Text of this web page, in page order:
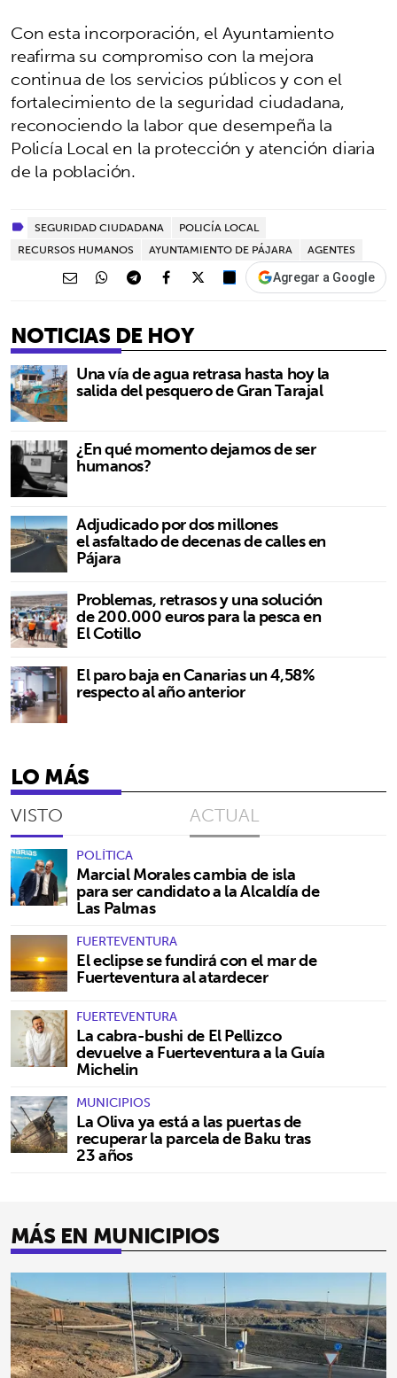
Con esta incorporación, el Ayuntamiento
reafirma su compromiso con la mejora
continua de los servicios públicos y con el
fortalecimiento de la seguridad ciudadana,
reconociendo la labor que desempeña la
Policía Local en la protección y atención diaria
de la población.
SEGURIDAD CIUDADANA
POLICÍA LOCAL
RECURSOS HUMANOS
AYUNTAMIENTO DE PÁJARA AGENTES
Agregar a Google
NOTICIAS DE HOY
Una vía de agua retrasa hasta hoy la
salida del pesquero de Gran Tarajal
¿En qué momento dejamos de ser
humanos?
Adjudicado por dos millones
el asfaltado de decenas de calles en
Pájara
Problemas, retrasos y una solución
de 200.000 euros para la pesca en
El Cotillo
El paro baja en Canarias un 4,58%
respecto al año anterior
LO MÁS
VISTO ACTUAL
POLÍTICA
Marcial Morales cambia de isla
para ser candidato a la Alcaldía de
Las Palmas
FUERTEVENTURA
El eclipse se fundirá con el mar de
Fuerteventura al atardecer
FUERTEVENTURA
La cabra-bushi de El Pellizco
devuelve a Fuerteventura a la Guía
Michelin
MUNICIPIOS
La Oliva ya está a las puertas de
recuperar la parcela de Baku tras
23 años
MÁS EN MUNICIPIOS